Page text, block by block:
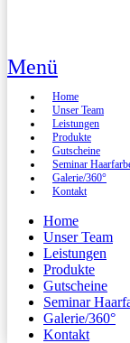
Menü
Home
Unser Team
Leistungen
Produkte
Gutscheine
Seminar
Galerie/360°
Kontakt
Home
Unser Team
Leistungen
Produkte
Gutscheine
Seminar
Galerie/360°
Kontakt